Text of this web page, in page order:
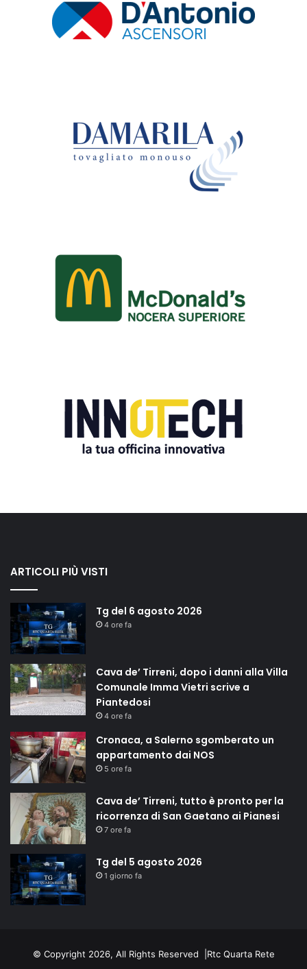
ARTICOLI PIÙ VISTI
Tg del 6 agosto 2026
4 ore fa
Cava de’ Tirreni, dopo i danni alla Villa
Comunale Imma Vietri scrive a
Piantedosi
4 ore fa
Cronaca, a Salerno sgomberato un
appartamento dai NOS
5 ore fa
Cava de’ Tirreni, tutto è pronto per la
ricorrenza di San Gaetano ai Pianesi
7 ore fa
Tg del 5 agosto 2026
1 giorno fa
© Copyright 2026, All Rights Reserved | Rtc Quarta Rete